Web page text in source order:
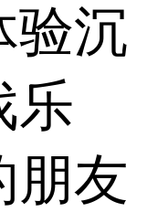
验沉
乐
朋友